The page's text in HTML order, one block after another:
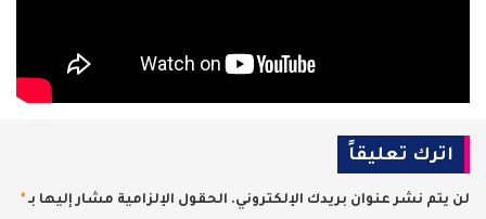
اترك تعليقاً
لن يتم نشر عنوان بريدك الإلكتروني. الحقول الإلزامية مشار إليها بـ*